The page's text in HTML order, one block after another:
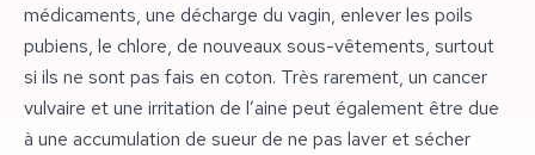
médicaments, une décharge du vagin, enlever les poils
pubiens, le chlore, de nouveaux sous-vêtements, surtout
si ils ne sont pas fais en coton. Très rarement, un cancer
vulvaire et une irritation de l’aine peut également être due
à une accumulation de sueur de ne pas laver et sécher